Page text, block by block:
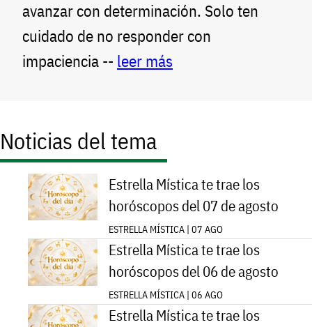
avanzar con determinación. Solo ten
cuidado de no responder con
impaciencia -- leer más
Noticias del tema
Estrella Mística te trae los
horóscopos del 07 de agosto
ESTRELLA MÍSTICA | 07 AGO
Estrella Mística te trae los
horóscopos del 06 de agosto
ESTRELLA MÍSTICA | 06 AGO
Estrella Mística te trae los